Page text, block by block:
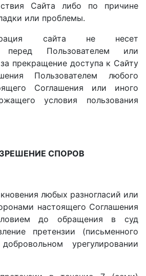
Сайта либо по причине
или проблемы.
сайта не несет
перед Пользователем или
прекращение доступа к Сайту
Пользователем любого
Соглашения или иного
условия пользования
СПОРОВ
любых разногласий или
настоящего Соглашения
до обращения в суд
претензии (письменного
урегулировании